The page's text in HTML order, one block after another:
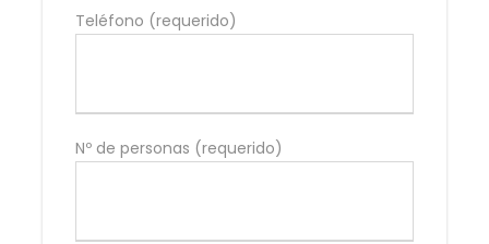
Teléfono (requerido)
Nº de personas (requerido)